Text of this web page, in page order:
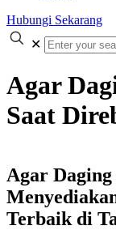
Hubungi Sekarang
✕
Agar
Saat
Agar
Terbaik di